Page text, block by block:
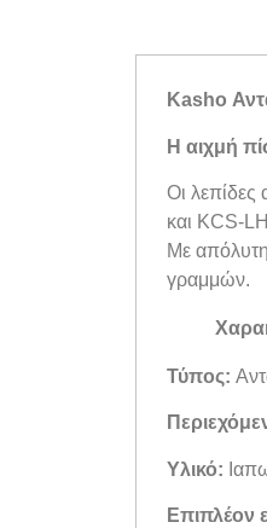
Kasho
Η αιχμή
Οι λεπίδες
και KCS-
Με
γραμμών.
Τύπος:
Υλικό:
Επιπλέον